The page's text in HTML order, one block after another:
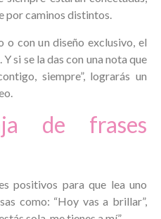
por caminos distintos.
o con un diseño exclusivo, el
si se la das con una nota que
siempre”, lograrás un
de frases
positivos para que lea uno
como: “Hoy vas a brillar”,